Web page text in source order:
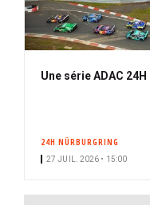
Une série ADAC
24H NÜRBURGRING
27 JUIL. 2026 • 15:00